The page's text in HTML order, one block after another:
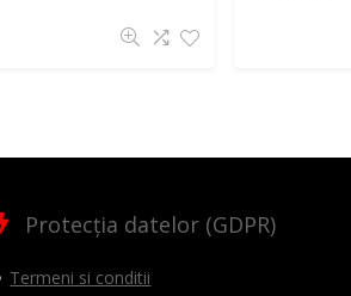
Protecția datelor (GDPR)
Termeni si conditii